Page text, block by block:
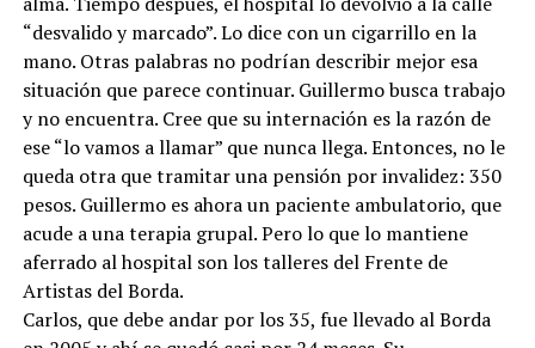
“desvalido y marcado”. Lo dice con un cigarrillo en la
mano. Otras palabras no podrían describir mejor esa
situación que parece continuar. Guillermo busca trabajo
y no encuentra. Cree que su internación es la razón de
ese “lo vamos a llamar” que nunca llega. Entonces, no le
queda otra que tramitar una pensión por invalidez: 350
pesos. Guillermo es ahora un paciente ambulatorio, que
acude a una terapia grupal. Pero lo que lo mantiene
aferrado al hospital son los talleres del Frente de
Artistas del Borda.
Carlos, que debe andar por los 35, fue llevado al Borda